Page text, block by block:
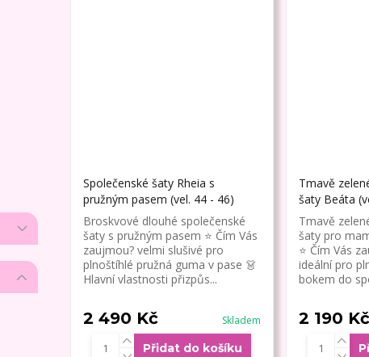
Společenské šaty Rheia s
pružným pasem (vel. 44 - 46)
Broskvové dlouhé společenské
šaty s pružným pasem ⭐ Čím Vás
zaujmou? velmi slušivé pro
plnoštíhlé pružná guma v pase 👗
Hlavní vlastnosti přizpůs...
2 490 Kč Skladem
Přidat do košíku
Tmavě
šaty Beáta
Tmavě
šaty pro
⭐ Čím Vás
ideální pro
bokem do
2 190 Kč